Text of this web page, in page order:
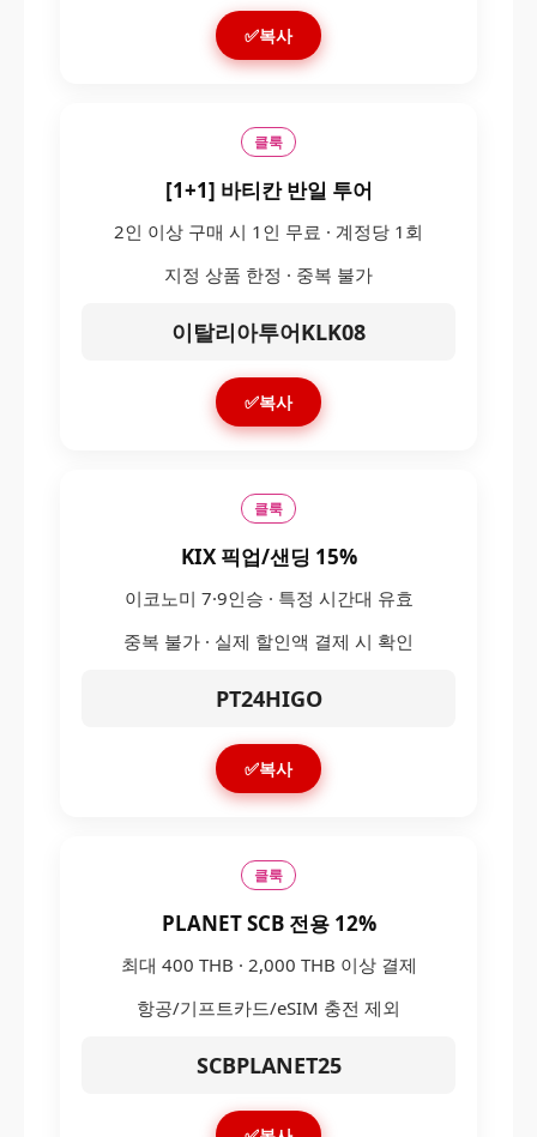
✅복사
클룩
[1+1] 바티칸 반일 투어
2인 이상 구매 시 1인 무료 · 계정당 1회
지정 상품 한정 · 중복 불가
이탈리아투어KLK08
✅복사
클룩
KIX 픽업/샌딩 15%
이코노미 7·9인승 · 특정 시간대 유효
중복 불가 · 실제 할인액 결제 시 확인
PT24HIGO
✅복사
클룩
PLANET SCB 전용 12%
최대 400 THB · 2,000 THB 이상 결제
항공/기프트카드/eSIM 충전 제외
SCBPLANET25